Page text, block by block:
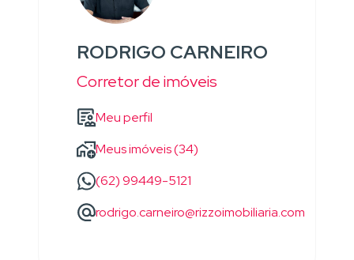
RODRIGO CARNEIRO
Corretor de imóveis
Meu perfil
Meus imóveis (34)
(62) 99449-5121
rodrigo.carneiro@rizzoimobiliaria.com